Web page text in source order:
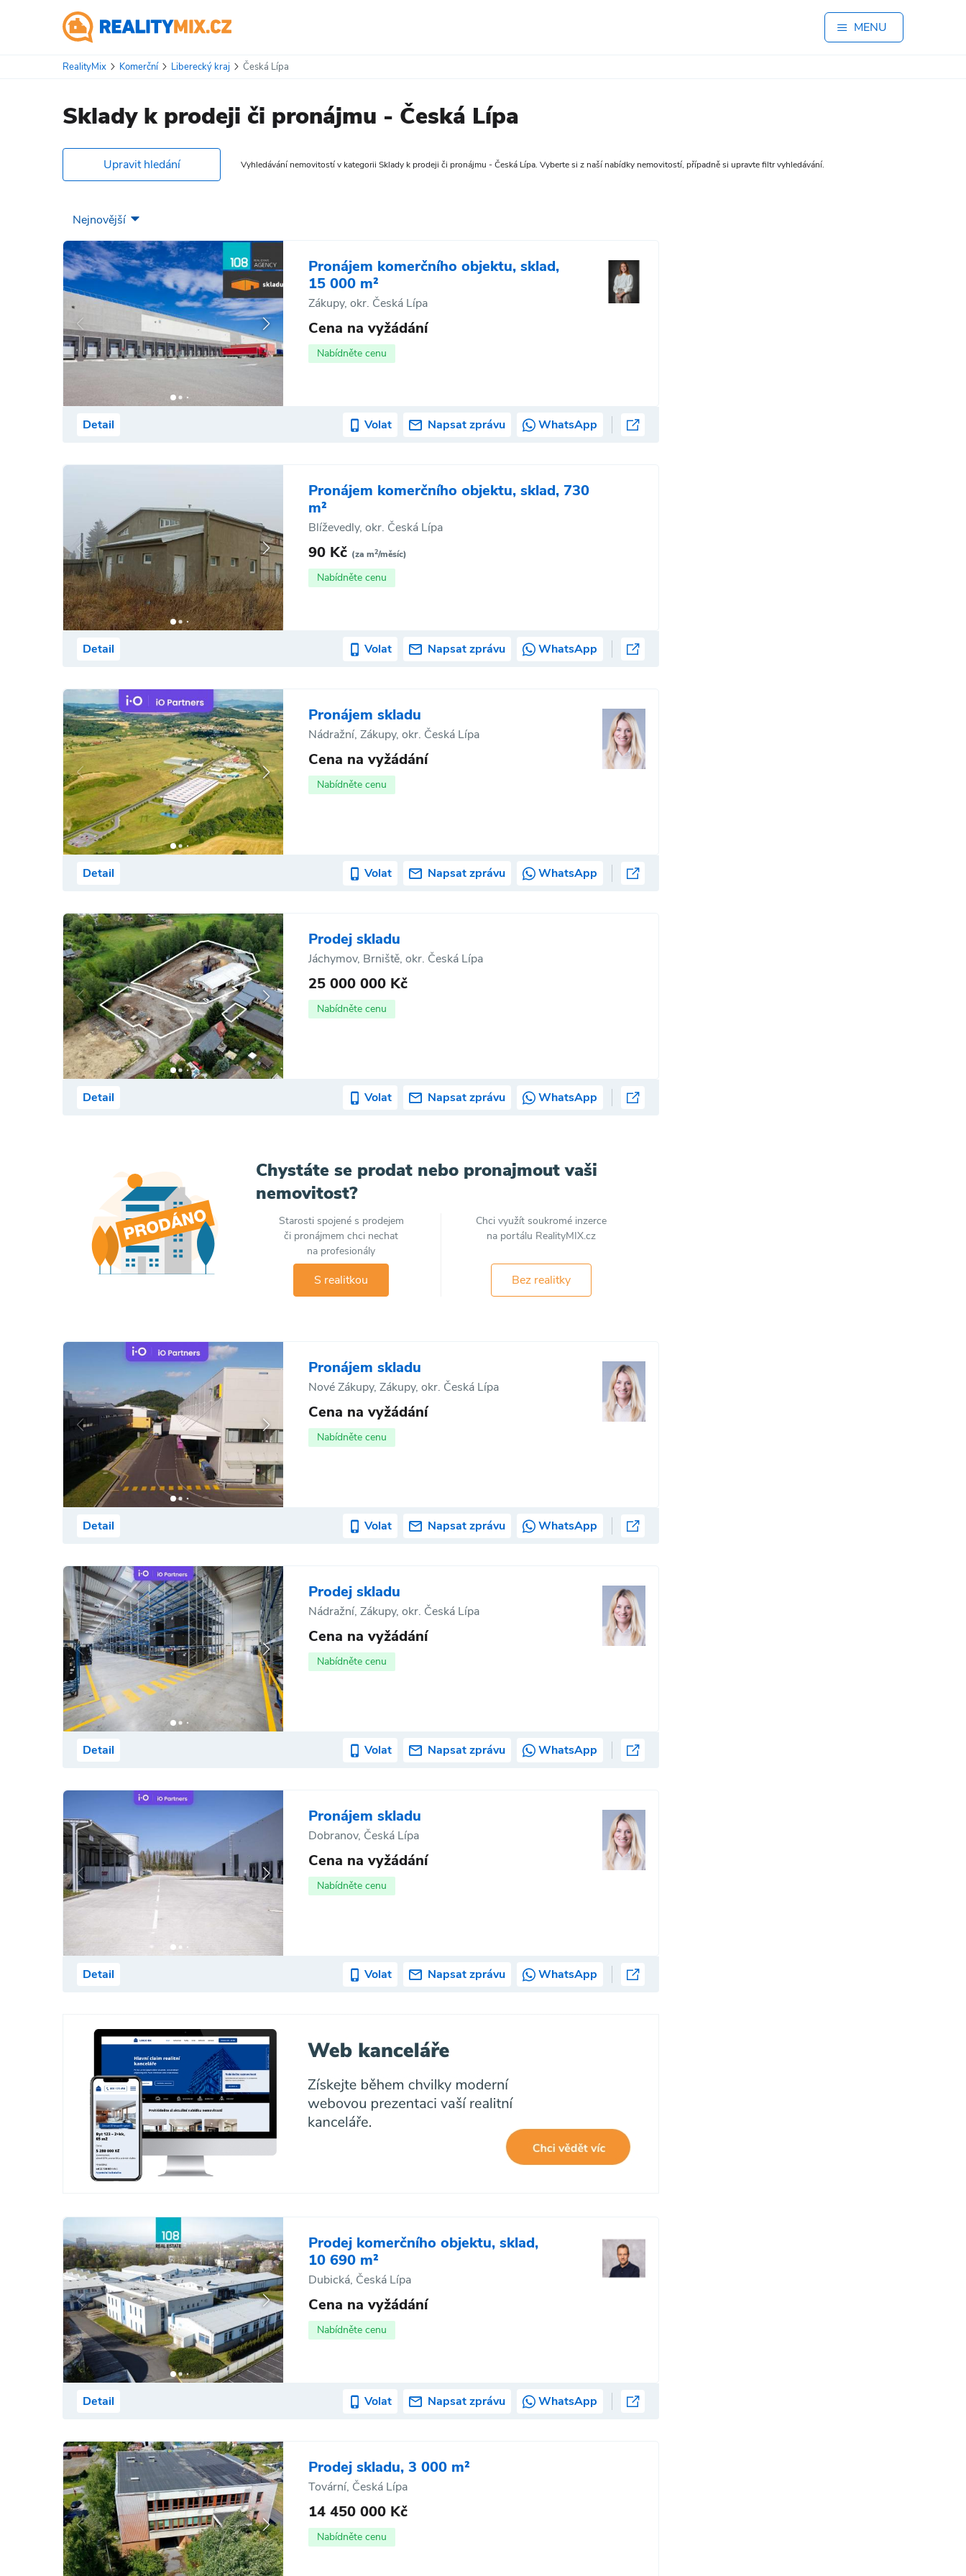
MENU
RealityMix Komerční Liberecký kraj Česká Lípa
Sklady k prodeji či pronájmu - Česká Lípa
Upravit hledání Vyhledávání nemovitostí v kategorii Sklady k prodeji či pronájmu - Česká Lípa. Vyberte si z naší nabídky nemovitostí, případně si upravte filtr vyhledávání.
Pronájem komerčního objektu, sklad,
15 000 m²
Zákupy, okr. Česká Lípa
Cena na vyžádání
Nabídněte cenu
Detail Volat Napsat zprávu WhatsApp
Pronájem komerčního objektu, sklad, 730
m²
Blíževedly, okr. Česká Lípa
90 Kč (za m2/měsíc)
Nabídněte cenu
Detail Volat Napsat zprávu WhatsApp
Pronájem skladu
Nádražní, Zákupy, okr. Česká Lípa
Cena na vyžádání
Nabídněte cenu
Detail Volat Napsat zprávu WhatsApp
Prodej skladu
Jáchymov, Brniště, okr. Česká Lípa
25 000 000 Kč
Nabídněte cenu
Detail Volat Napsat zprávu WhatsApp
Chystáte se prodat nebo pronajmout vaši
nemovitost?
Starosti spojené s prodejem
či pronájmem chci nechat
na profesionály
S realitkou
Chci využít soukromé inzerce
na portálu RealityMIX.cz
Bez realitky
Pronájem skladu
Nové Zákupy, Zákupy, okr. Česká Lípa
Cena na vyžádání
Nabídněte cenu
Detail Volat Napsat zprávu WhatsApp
Prodej skladu
Nádražní, Zákupy, okr. Česká Lípa
Cena na vyžádání
Nabídněte cenu
Detail Volat Napsat zprávu WhatsApp
Pronájem skladu
Dobranov, Česká Lípa
Cena na vyžádání
Nabídněte cenu
Detail Volat Napsat zprávu WhatsApp
Prodej komerčního objektu, sklad,
10 690 m²
Dubická, Česká Lípa
Cena na vyžádání
Nabídněte cenu
Detail Volat Napsat zprávu WhatsApp
Prodej skladu, 3 000 m²
Tovární, Česká Lípa
14 450 000 Kč
Nabídněte cenu